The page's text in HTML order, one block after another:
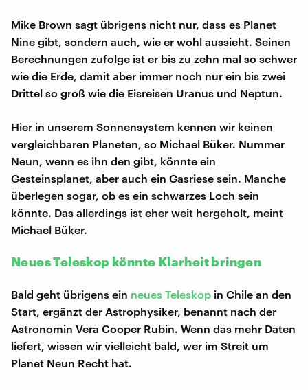
Mike Brown sagt übrigens nicht nur, dass es Planet
Nine gibt, sondern auch, wie er wohl aussieht. Seinen
Berechnungen zufolge ist er bis zu zehn mal so schwer
wie die Erde, damit aber immer noch nur ein bis zwei
Drittel so groß wie die Eisreisen Uranus und Neptun.
Hier in unserem Sonnensystem kennen wir keinen
vergleichbaren Planeten, so Michael Büker. Nummer
Neun, wenn es ihn den gibt, könnte ein
Gesteinsplanet, aber auch ein Gasriese sein. Manche
überlegen sogar, ob es ein schwarzes Loch sein
könnte. Das allerdings ist eher weit hergeholt, meint
Michael Büker.
Neues Teleskop könnte Klarheit bringen
Bald geht übrigens ein neues Teleskop in Chile an den
Start, ergänzt der Astrophysiker, benannt nach der
Astronomin Vera Cooper Rubin. Wenn das mehr Daten
liefert, wissen wir vielleicht bald, wer im Streit um
Planet Neun Recht hat.